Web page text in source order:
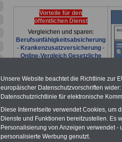
Vorteile für den
öffentlichen Dienst
Vergleichen und sparen:
Berufsunfähigkeitsabsicherung
- Krankenzusatzversicherung -
Online-Vergleich Gesetzliche
Ihr
den Fall der
Unsere Website beachtet die Richtlinie zur
europäischer Datenschutzvorschriften
Datenschutzrichtlinie für elektronische
Diese Internetseite verwendet Cookies, um
Dienste und Funktionen bereitzustellen. Es
Personalisierung von Anzeigen verwendet
personalisierte Werbung genutzt.